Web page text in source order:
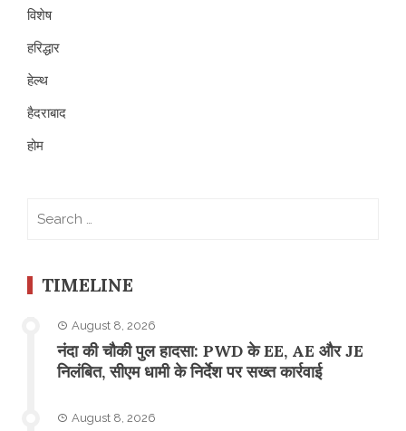
विशेष
हरिद्धार
हेल्थ
हैदराबाद
होम
TIMELINE
August 8, 2026
नंदा की चौकी पुल हादसा: PWD के EE, AE और JE
निलंबित, सीएम धामी के निर्देश पर सख्त कार्रवाई
August 8, 2026